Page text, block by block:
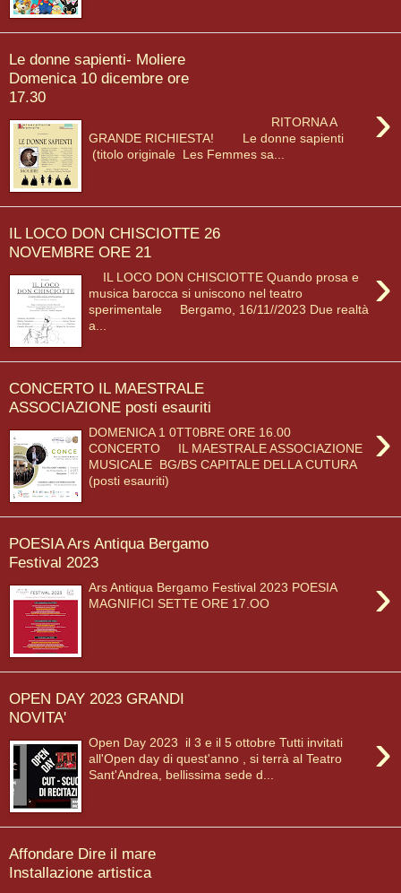
Le donne sapienti- Moliere
Domenica 10 dicembre ore
17.30
›
RITORNA A
GRANDE RICHIESTA! Le donne sapienti
(titolo originale Les Femmes sa...
IL LOCO DON CHISCIOTTE 26
NOVEMBRE ORE 21
›
IL LOCO DON CHISCIOTTE Quando prosa e
musica barocca si uniscono nel teatro
sperimentale Bergamo, 16/11//2023 Due realtà
a...
CONCERTO IL MAESTRALE
ASSOCIAZIONE posti esauriti
›
DOMENICA 1 0TT0BRE ORE 16.00
CONCERTO IL MAESTRALE ASSOCIAZIONE
MUSICALE BG/BS CAPITALE DELLA CUTURA
(posti esauriti)
POESIA Ars Antiqua Bergamo
Festival 2023
›
Ars Antiqua Bergamo Festival 2023 POESIA
MAGNIFICI SETTE ORE 17.OO
OPEN DAY 2023 GRANDI
NOVITA'
›
Open Day 2023 il 3 e il 5 ottobre Tutti invitati
all'Open day di quest'anno , si terrà al Teatro
Sant'Andrea, bellissima sede d...
Affondare Dire il mare
Installazione artistica